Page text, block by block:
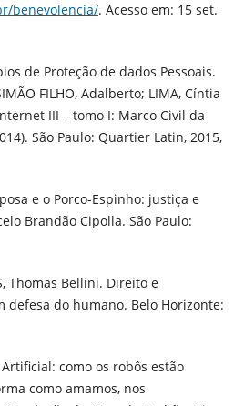
benevolencia/. Acesso em: 15 set.
de Proteção de dados Pessoais.
FILHO, Adalberto; LIMA, Cíntia
III – tomo I: Marco Civil da
São Paulo: Quartier Latin, 2015,
e o Porco-Espinho: justiça e
Brandão Cipolla. São Paulo:
Thomas Bellini. Direito e
defesa do humano. Belo Horizonte:
como os robôs estão
como amamos, nos